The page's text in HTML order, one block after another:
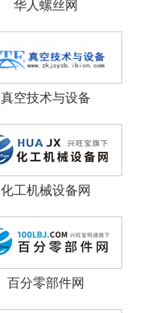
华人螺丝网
真空技术与设备
化工机械设备网
百分零部件网